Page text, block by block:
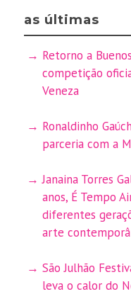
as últimas
Retorno a
competição
Veneza
Ronaldinho
parceria com a
Janaina Torres
anos, É Tempo
diferentes
arte
São Julhão
leva o calor do